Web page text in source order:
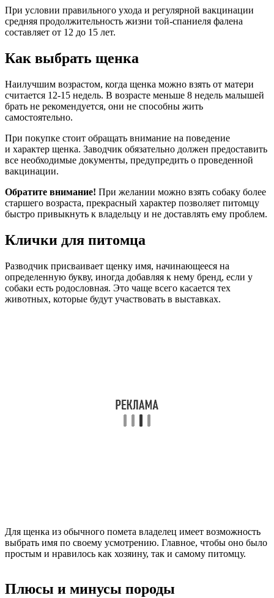
При условии правильного ухода и регулярной вакцинации
средняя продолжительность жизни той-спаниеля фалена
составляет от 12 до 15 лет.
Как выбрать щенка
Наилучшим возрастом, когда щенка можно взять от матери
считается 12-15 недель. В возрасте меньше 8 недель малышей
брать не рекомендуется, они не способны жить
самостоятельно.
При покупке стоит обращать внимание на поведение
и характер щенка. Заводчик обязательно должен предоставить
все необходимые документы, предупредить о проведенной
вакцинации.
Обратите внимание! При желании можно взять собаку более
старшего возраста, прекрасный характер позволяет питомцу
быстро привыкнуть к владельцу и не доставлять ему проблем.
Клички для питомца
Разводчик присваивает щенку имя, начинающееся на
определенную букву, иногда добавляя к нему бренд, если у
собаки есть родословная. Это чаще всего касается тех
животных, которые будут участвовать в выставках.
Для щенка из обычного помета владелец имеет возможность
выбрать имя по своему усмотрению. Главное, чтобы оно было
простым и нравилось как хозяину, так и самому питомцу.
Плюсы и минусы породы